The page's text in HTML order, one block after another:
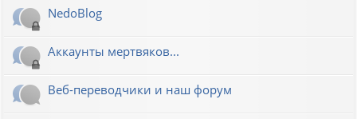
NedoBlog
Аккаунты мертвяков...
Веб-переводчики и наш форум